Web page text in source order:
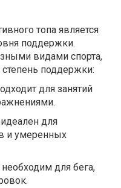
топа является
поддержки.
видами спорта,
поддержки:
для занятий
для
и умеренных
для бега,